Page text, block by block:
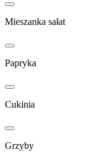
Mieszanka sałat
Papryka
Cukinia
Grzyby